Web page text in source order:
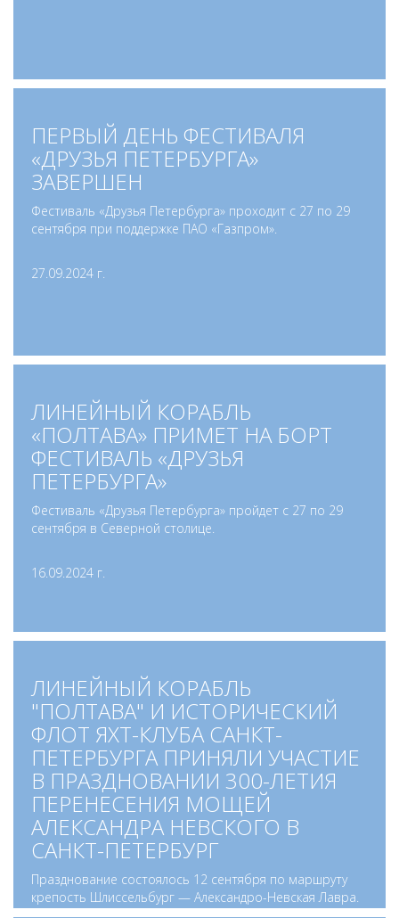
ПЕРВЫЙ ДЕНЬ ФЕСТИВАЛЯ
«ДРУЗЬЯ ПЕТЕРБУРГА»
ЗАВЕРШЕН
Фестиваль «Друзья Петербурга» проходит с 27 по 29
сентября при поддержке ПАО «Газпром».
27.09.2024 г.
ЛИНЕЙНЫЙ КОРАБЛЬ
«ПОЛТАВА» ПРИМЕТ НА БОРТ
ФЕСТИВАЛЬ «ДРУЗЬЯ
ПЕТЕРБУРГА»
Фестиваль «Друзья Петербурга» пройдет с 27 по 29
сентября в Северной столице.
16.09.2024 г.
ЛИНЕЙНЫЙ КОРАБЛЬ
"ПОЛТАВА" И ИСТОРИЧЕСКИЙ
ФЛОТ ЯХТ-КЛУБА САНКТ-
ПЕТЕРБУРГА ПРИНЯЛИ УЧАСТИЕ
В ПРАЗДНОВАНИИ 300-ЛЕТИЯ
ПЕРЕНЕСЕНИЯ МОЩЕЙ
АЛЕКСАНДРА НЕВСКОГО В
САНКТ-ПЕТЕРБУРГ
Празднование состоялось 12 сентября по маршруту
крепость Шлиссельбург — Александро-Невская Лавра.